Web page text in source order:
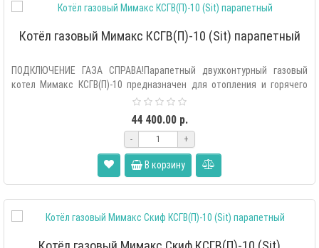
Котёл газовый Мимакс КСГВ(П)-10 (Sit) парапетный
ПОДКЛЮЧЕНИЕ ГАЗА СПРАВА!Парапетный двухконтурный газовый
котел Мимакс КСГВ(П)-10 предназначен для отопления и горячего
44 400.00 р.
- +
В корзину